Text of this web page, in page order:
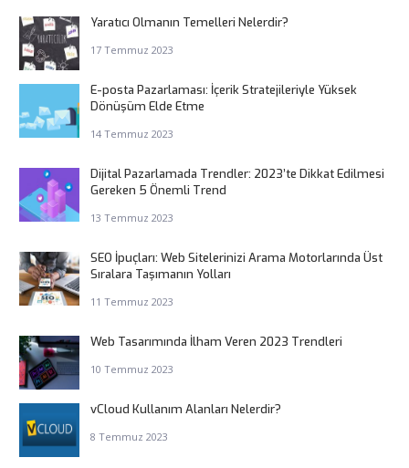
Yaratıcı Olmanın Temelleri Nelerdir?
17 Temmuz 2023
E-posta Pazarlaması: İçerik Stratejileriyle Yüksek
Dönüşüm Elde Etme
14 Temmuz 2023
Dijital Pazarlamada Trendler: 2023’te Dikkat Edilmesi
Gereken 5 Önemli Trend
13 Temmuz 2023
SEO İpuçları: Web Sitelerinizi Arama Motorlarında Üst
Sıralara Taşımanın Yolları
11 Temmuz 2023
Web Tasarımında İlham Veren 2023 Trendleri
10 Temmuz 2023
vCloud Kullanım Alanları Nelerdir?
8 Temmuz 2023